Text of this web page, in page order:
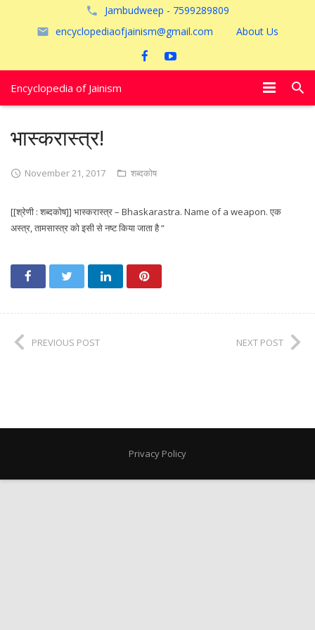
Jambudweep - 7599289809
encyclopediaofjainism@gmail.com
About Us
Encyclopedia of Jainism
अयोध्या
भास्करास्त्र!
November 21, 2017 शब्दकोष
[[श्रेणी : शब्दकोष]] भास्करास्त्र – Bhaskarastra. Name of a weapon. एक
अस्त्र, तामसास्त्र को इसी से नष्ट किया जाता है “
PREVIOUS POST NEXT POST
Privacy Policy